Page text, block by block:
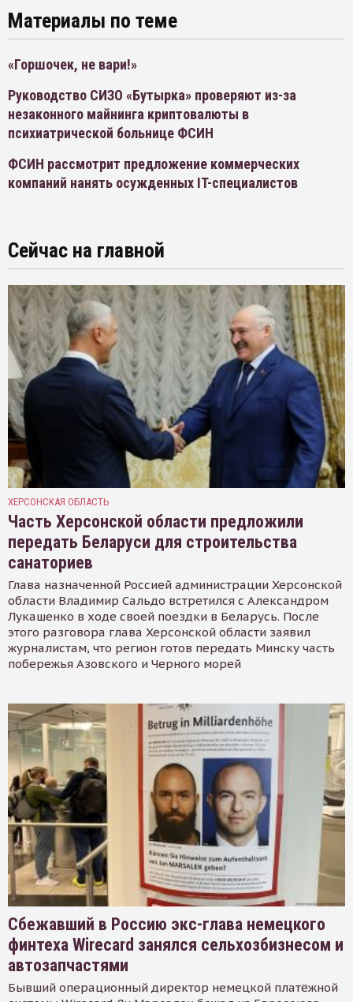
Материалы по теме
«Горшочек, не вари!»
Руководство СИЗО «Бутырка» проверяют из-за
незаконного майнинга криптовалюты в
психиатрической больнице ФСИН
ФСИН рассмотрит предложение коммерческих
компаний нанять осужденных IT-специалистов
Сейчас на главной
ХЕРСОНСКАЯ ОБЛАСТЬ
Часть Херсонской области предложили
передать Беларуси для строительства
санаториев
Глава назначенной Россией администрации Херсонской
области Владимир Сальдо встретился с Александром
Лукашенко в ходе своей поездки в Беларусь. После
этого разговора глава Херсонской области заявил
журналистам, что регион готов передать Минску часть
побережья Азовского и Черного морей
Сбежавший в Россию экс-глава немецкого
финтеха Wirecard занялся сельхозбизнесом и
автозапчастями
Бывший операционный директор немецкой платёжной